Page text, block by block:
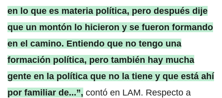
en lo que es materia política, pero después dije
que un montón lo hicieron y se fueron formando
en el camino. Entiendo que no tengo una
formación política, pero también hay mucha
gente en la política que no la tiene y que está ahí
por familiar de...”, contó en LAM. Respecto a